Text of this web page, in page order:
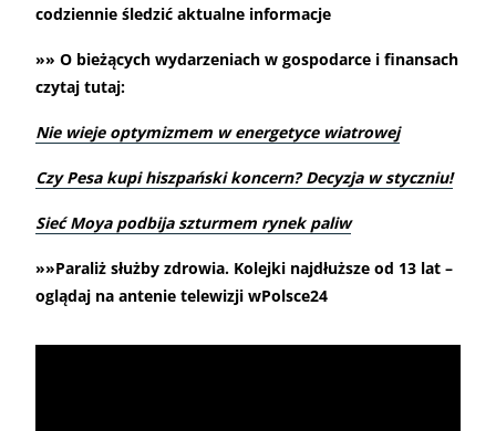
codziennie śledzić aktualne informacje
»» O bieżących wydarzeniach w gospodarce i finansach
czytaj tutaj:
Nie wieje optymizmem w energetyce wiatrowej
Czy Pesa kupi hiszpański koncern? Decyzja w styczniu!
Sieć Moya podbija szturmem rynek paliw
»»Paraliż służby zdrowia. Kolejki najdłuższe od 13 lat –
oglądaj na antenie telewizji wPolsce24